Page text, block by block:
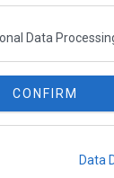
Data
CONFIRM
Data